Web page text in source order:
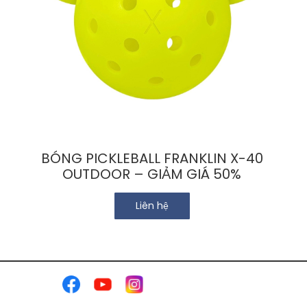
tiết
BÓNG PICKLEBALL FRANKLIN X-40
OUTDOOR – GIẢM GIÁ 50%
Liên hệ